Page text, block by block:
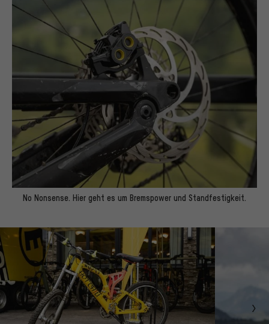
No Nonsense. Hier geht es um Bremspower und Standfestigkeit.